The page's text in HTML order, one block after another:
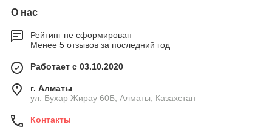
О нас
Рейтинг не сформирован
Менее 5 отзывов за последний год
Работает с 03.10.2020
г. Алматы
ул. Бухар Жирау 60Б, Алматы, Казахстан
Контакты